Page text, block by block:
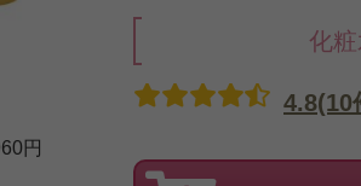
化
円
4.8(10